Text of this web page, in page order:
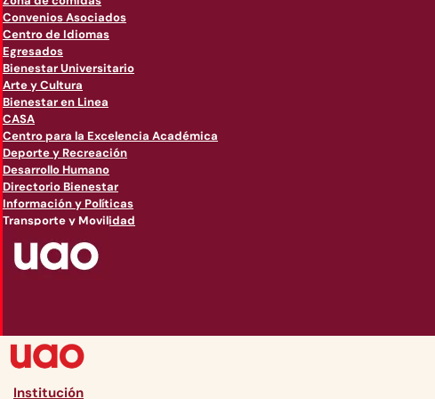
Convenios Asociados
Centro de Idiomas
Egresados
Bienestar Universitario
Arte y Cultura
Bienestar en Linea
CASA
Centro para la Excelencia Académica
Deporte y Recreación
Desarrollo Humano
Directorio Bienestar
Información y Políticas
Transporte y Movilidad
Institución